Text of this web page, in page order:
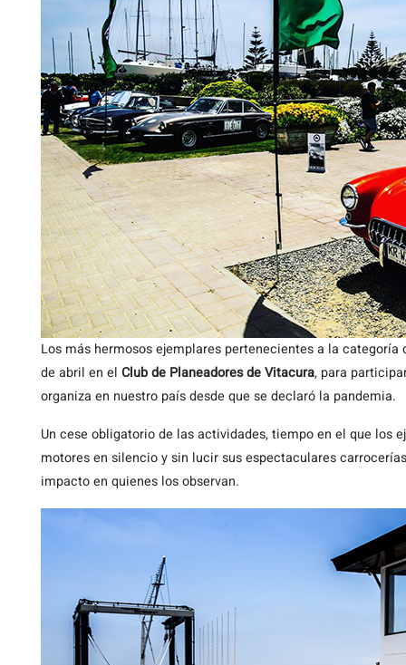
Los más hermosos ejemplares pertenecientes a la categoría
de abril en el Club de Planeadores de Vitacura, para
organiza en nuestro país desde que se declaró la pandemia.
Un cese obligatorio de las actividades, tiempo en el que los
motores en silencio y sin lucir sus espectaculares
impacto en quienes los observan.